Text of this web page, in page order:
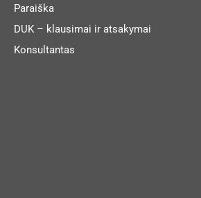
Paraiška
DUK – klausimai ir atsakymai
Konsultantas